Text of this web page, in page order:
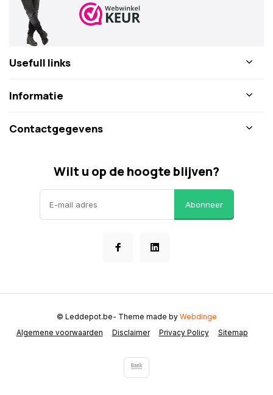
Usefull links
Informatie
Contactgegevens
Wilt u op de hoogte blijven?
Abonneer
Algemene voorwaarden Disclaimer Privacy Policy Sitemap
© Leddepot.be- Theme made by Webdinge